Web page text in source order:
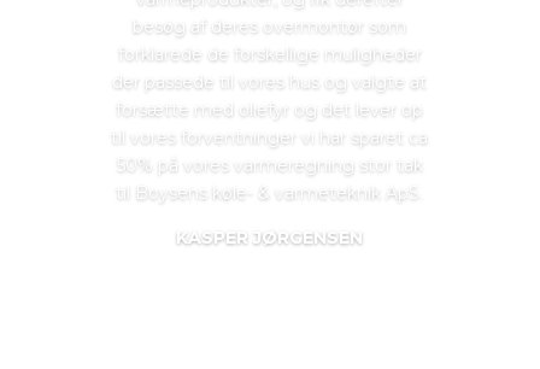
besøg af deres overmontør som
forklarede de forskellige muligheder
der passede til vores hus og valgte at
forsætte med oliefyr og det lever op
til vores forventninger vi har sparet ca
50% på vores varmeregning stor tak
til Boysens køle- & varmeteknik ApS.​
KASPER JØRGENSEN